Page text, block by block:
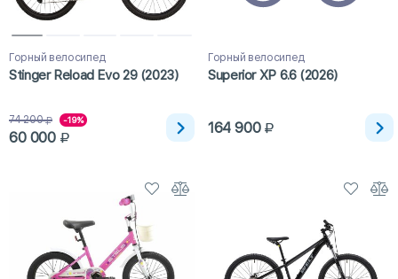
Горный велосипед
Stinger Reload Evo 29 (2023)
74 200 -19%
60 000
Горный велосипед
Superior XP 6.6 (2026)
164 900